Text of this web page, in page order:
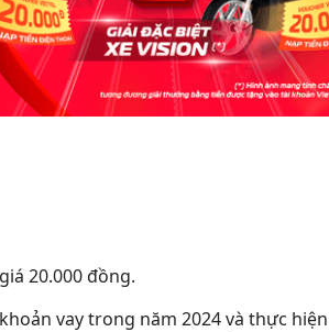
20.000 đồng.
vay trong năm 2024 và thực